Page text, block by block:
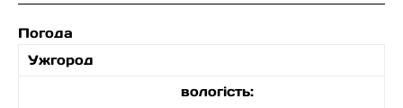
Погода
Ужгород
вологість: